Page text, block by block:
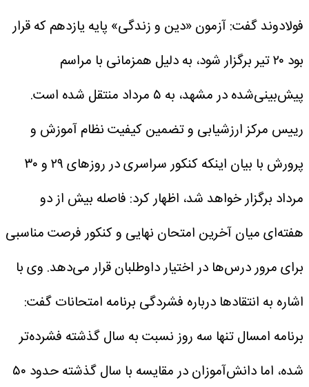
فولادوند گفت: آزمون «دین و زندگی» پایه یازدهم که قرار
بود ۲۰ تیر برگزار شود، به دلیل همزمانی با مراسم
پیش‌بینی‌شده در مشهد، به ۵ مرداد منتقل شده است.
رییس مرکز ارزشیابی و تضمین کیفیت نظام آموزش و
پرورش با بیان اینکه کنکور سراسری در روزهای ۲۹ و ۳۰
مرداد برگزار خواهد شد، اظهار کرد: فاصله بیش از دو
هفته‌ای میان آخرین امتحان نهایی و کنکور فرصت مناسبی
برای مرور درس‌ها در اختیار داوطلبان قرار می‌دهد. وی با
اشاره به انتقادها درباره فشردگی برنامه امتحانات گفت:
برنامه امسال تنها سه روز نسبت به سال گذشته فشرده‌تر
شده، اما دانش‌آموزان در مقایسه با سال گذشته حدود ۵۰